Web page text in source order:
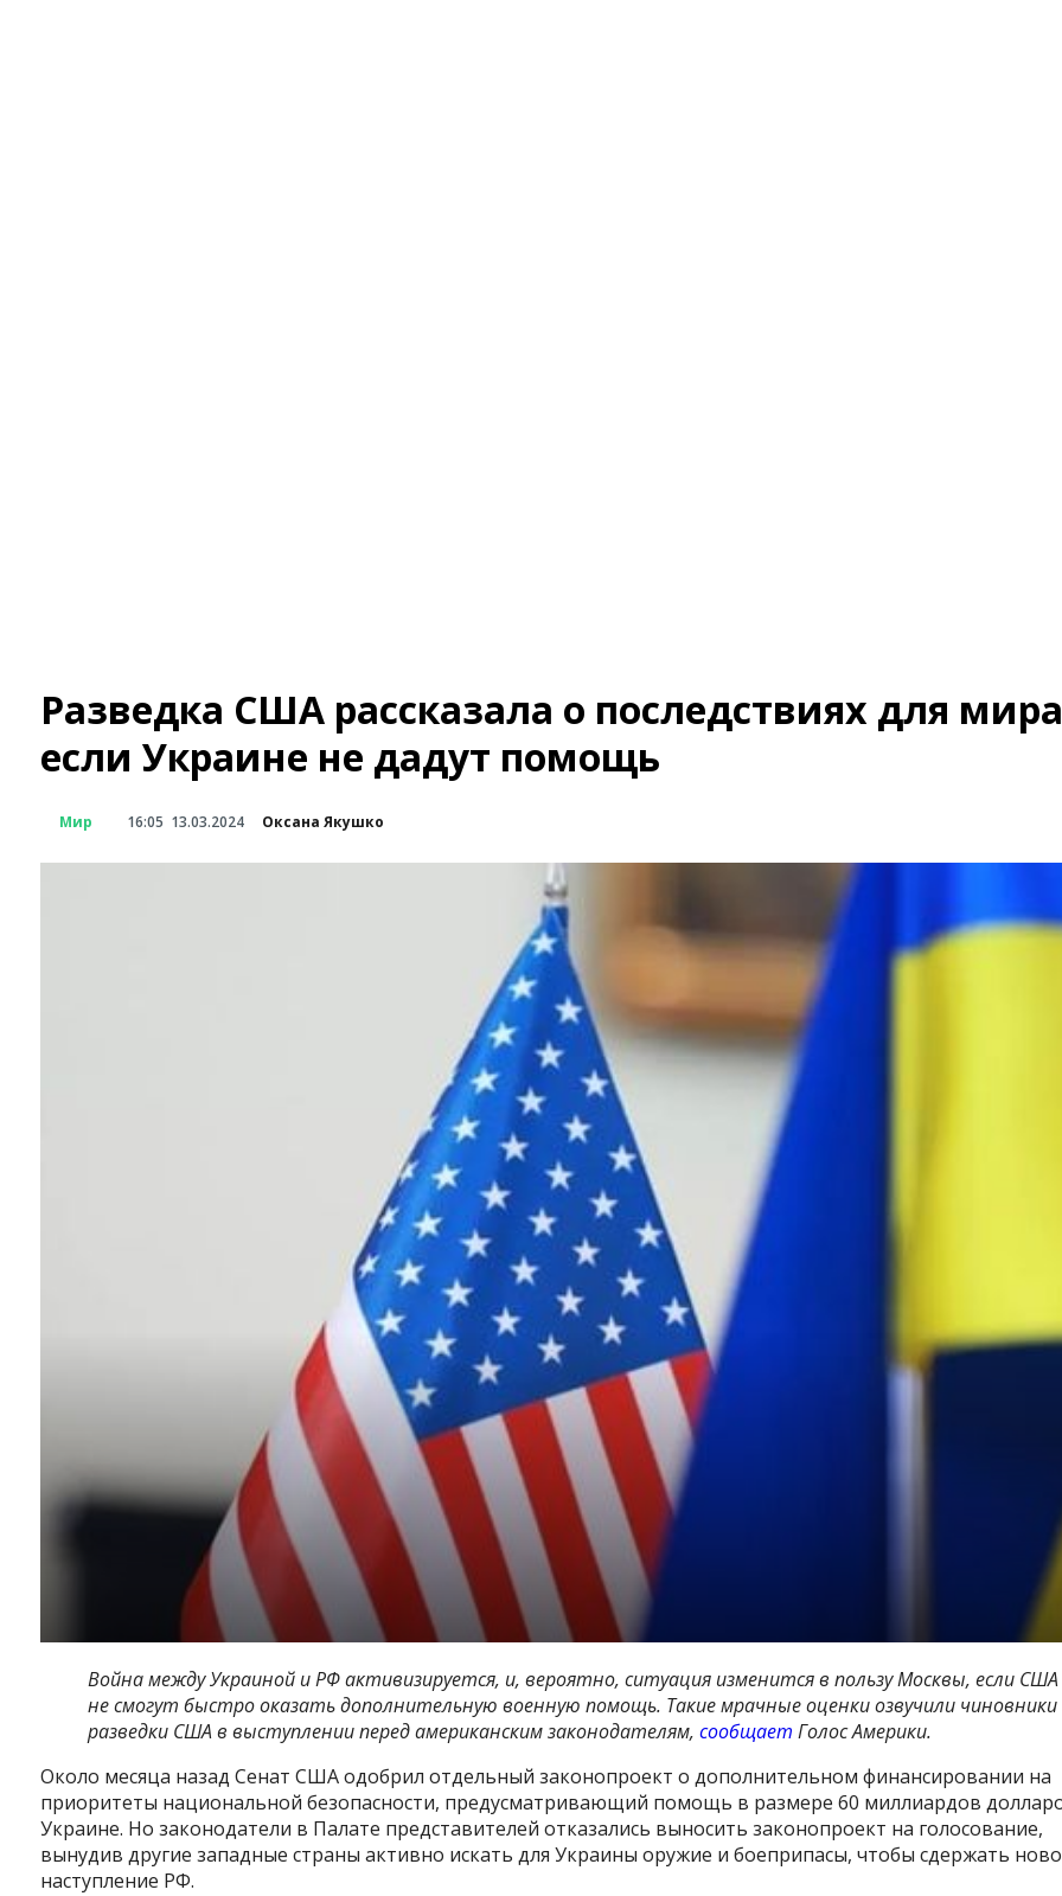
Разведка США рассказала о последствиях для
если Украине не дадут помощь
Мир 16:05 13.03.2024 Оксана Якушко
Война между Украиной и РФ активизируется, и, вероятно, ситуация изменится в пользу Москвы, если США
не смогут быстро оказать дополнительную военную помощь. Такие мрачные оценки озвучили чиновники
разведки США в выступлении перед американским законодателям, сообщает Голос Америки.
Около месяца назад Сенат США одобрил отдельный законопроект о дополнительном финансировании на
приоритеты национальной безопасности, предусматривающий помощь в размере 60 миллиардов
Украине. Но законодатели в Палате представителей отказались выносить законопроект на голосование,
вынудив другие западные страны активно искать для Украины оружие и боеприпасы, чтобы сдержать
наступление РФ.